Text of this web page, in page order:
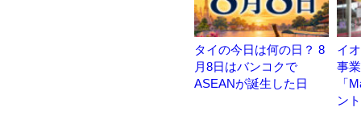
タイの今日は何の日？ 8
月8日はバンコクで
ASEANが誕生した日
イ
事
「
ン